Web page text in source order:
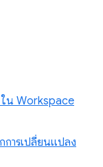
น Workspace
ารเปลี่ยนแปลง